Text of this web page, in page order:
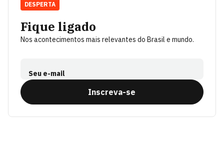
Fique ligado
Nos acontecimentos mais relevantes do Brasil e mundo.
Seu e-mail
Inscreva-se
DESPERTA